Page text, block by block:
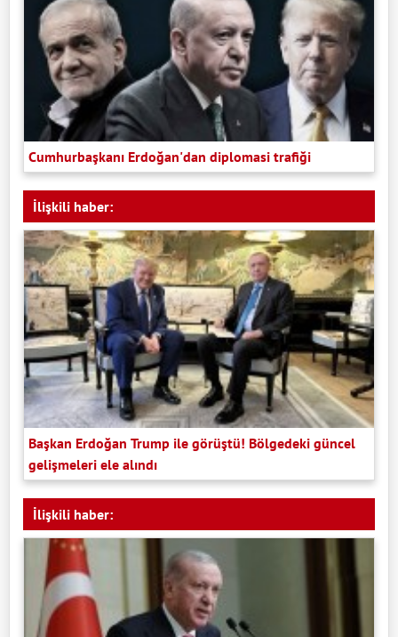
Cumhurbaşkanı Erdoğan'dan diplomasi trafiği
İlişkili haber:
Başkan Erdoğan Trump ile görüştü! Bölgedeki güncel
gelişmeleri ele alındı
İlişkili haber: